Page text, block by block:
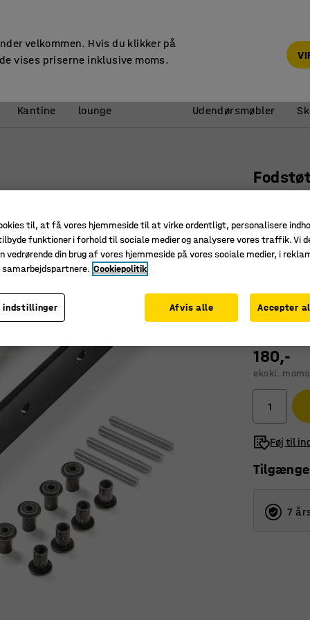
Kantine
lounge
Udendørsmøbler
Art. nr.:
Øger
Farve:Sort
180,-
ekskl. moms
Føj til
7
velkommen. Hvis du klikker på
vises priserne inklusive moms.
til, at få vores hjemmeside til at virke ordentligt, personalisere
funktioner i forhold til sociale medier og analysere vores traffik. Vi
vedrørende din brug af vores hjemmeside på vores sociale medier, i
Cookiepolitik
indstillinger Afvis alle Accepter